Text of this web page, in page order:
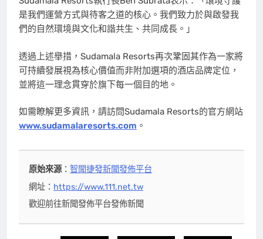
是我們運營方式與待客之道的核心。我們致力於與啟發我
們的自然環境與文化和諧共生、共同成長。」
透過上述舉措，Sudamala Resorts再次鞏固其作為一家將
可持續發展視為核心價值而非附加選項的酒店品牌定位，
並將這一理念貫穿於旗下每一個目的地。
如需瞭解更多資訊，請訪問Sudamala Resorts的官方網站
www.sudamalaresorts.com 。
原始來源：智聞捷發新聞發佈平台
網址： https://www.111.net.tw
歡迎前往新聞發佈平台發佈新聞